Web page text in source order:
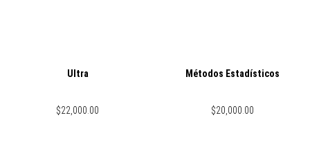
Ultra
$22,000.00
Métodos Estadísticos
$20,000.00